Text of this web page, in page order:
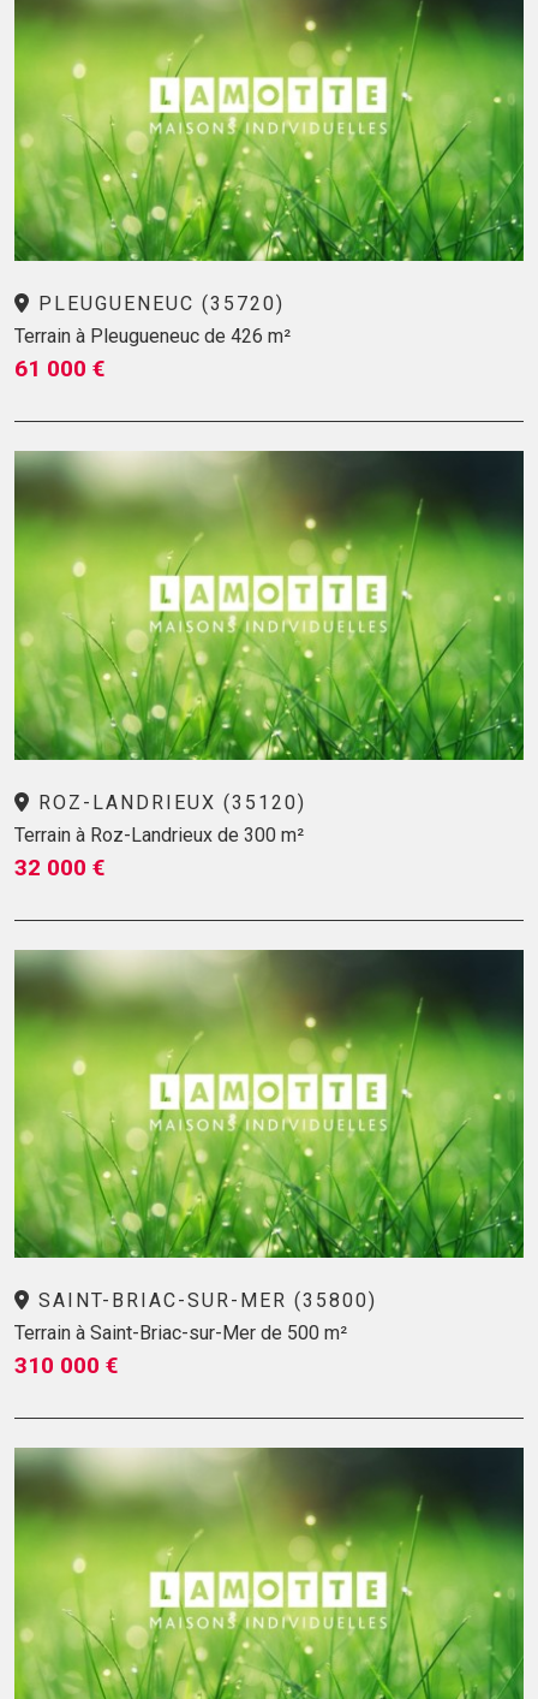
PLEUGUENEUC (35720)
Terrain à Pleugueneuc de 426 m²
61 000 €
ROZ-LANDRIEUX (35120)
Terrain à Roz-Landrieux de 300 m²
32 000 €
SAINT-BRIAC-SUR-MER (35800)
Terrain à Saint-Briac-sur-Mer de 500 m²
310 000 €